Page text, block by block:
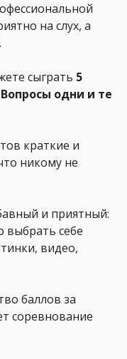
на слух, а
сыграть 5
Вопросы одни и те
краткие и
никому не
и приятный:
себе
видео,
баллов за
соревнование